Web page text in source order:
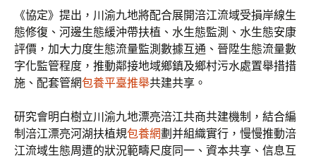
《協定》提出，川渝九地將配合展開涪江流域受損岸線生
態修復、河邊生態緩沖帶扶植、水生態監測、水生態安康
評價，加大力度生態流量監測數據互通、晉陞生態流量數
字化監管程度，推動鄰接地域鄉鎮及鄉村污水處置舉措措
施、配套管網包養平臺推舉共建共享。
研究會明白樹立川渝九地漂亮涪江共商共建機制，結合編
制涪江漂亮河湖扶植規包養網劃并組織實行，慢慢推動涪
江流域生態周遭的狀況範疇尺度同一、資本共享、信息互